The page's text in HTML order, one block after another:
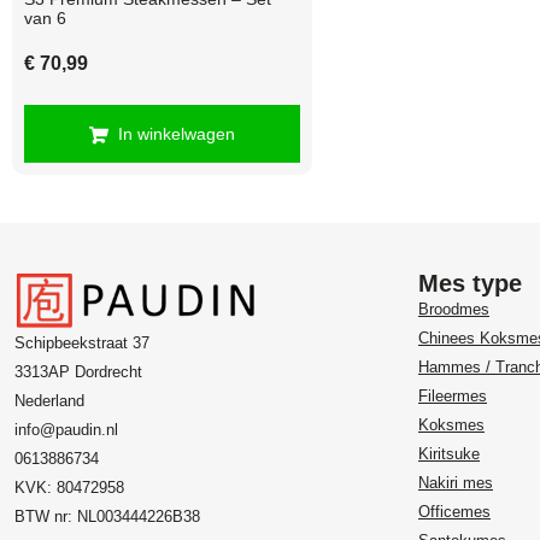
van 6
€ 70,99
In winkelwagen
Schipbeekstraat 37
3313AP Dordrecht
Nederland
info@paudin.nl
0613886734
KVK: 80472958
BTW nr: NL003444226B38
Mes type
Broodmes
Chinees
Hammes /
Fileermes
Koksmes
Kiritsuke
Nakiri mes
Officemes